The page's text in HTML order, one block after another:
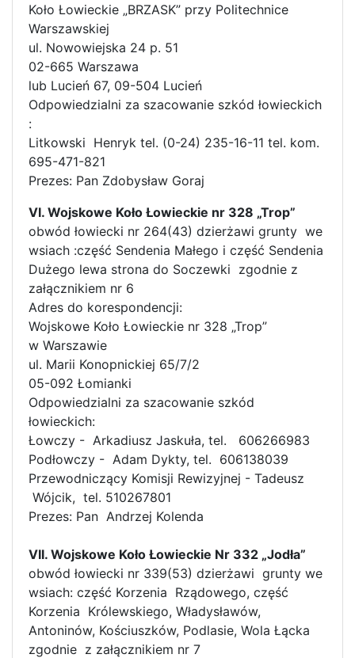
Koło Łowieckie „BRZASK” przy Politechnice
Warszawskiej
ul. Nowowiejska 24 p. 51
02-665 Warszawa
lub Lucień 67, 09-504 Lucień
Odpowiedzialni za szacowanie szkód łowieckich
:
Litkowski Henryk tel. (0-24) 235-16-11 tel. kom.
695-471-821
Prezes: Pan Zdobysław Goraj
VI. Wojskowe Koło Łowieckie nr 328 „Trop”
obwód łowiecki nr 264(43) dzierżawi grunty we
wsiach :część Sendenia Małego i część Sendenia
Dużego lewa strona do Soczewki zgodnie z
załącznikiem nr 6
Adres do korespondencji:
Wojskowe Koło Łowieckie nr 328 „Trop”
w Warszawie
ul. Marii Konopnickiej 65/7/2
05-092 Łomianki
Odpowiedzialni za szacowanie szkód
łowieckich:
Łowczy - Arkadiusz Jaskuła, tel. 606266983
Podłowczy - Adam Dykty, tel. 606138039
Przewodniczący Komisji Rewizyjnej - Tadeusz
Wójcik, tel. 510267801
Prezes: Pan Andrzej Kolenda
VII. Wojskowe Koło Łowieckie Nr 332 „Jodła”
obwód łowiecki nr 339(53) dzierżawi grunty we
wsiach: część Korzenia Rządowego, część
Korzenia Królewskiego, Władysławów,
Antoninów, Kościuszków, Podlasie, Wola Łącka
zgodnie z załącznikiem nr 7